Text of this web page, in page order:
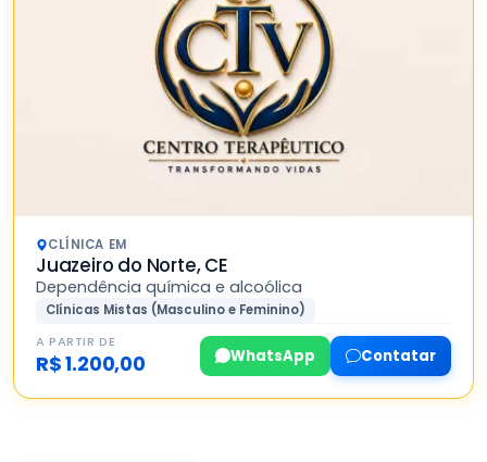
CLÍNICA EM
Juazeiro do Norte, CE
Dependência química e alcoólica
Clínicas Mistas (Masculino e Feminino)
A PARTIR DE
R$ 1.200,00 WhatsApp Contatar